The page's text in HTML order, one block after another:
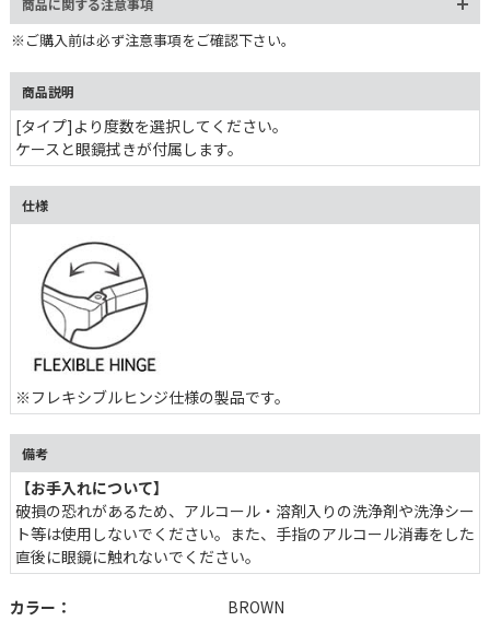
商品に関する注意事項
※ご購入前は必ず注意事項をご確認下さい。
商品説明
[タイプ]より度数を選択してください。
ケースと眼鏡拭きが付属します。
仕様
※フレキシブルヒンジ仕様の製品です。
備考
【お手入れについて】
破損の恐れがあるため、アルコール・溶剤入りの洗浄剤や洗浄シー
ト等は使用しないでください。また、手指のアルコール消毒をした
直後に眼鏡に触れないでください。
カラー：
BROWN